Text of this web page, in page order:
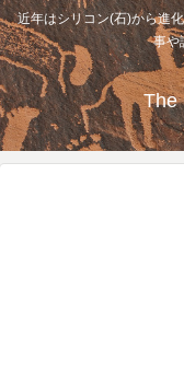
近年はシリコン(石)から進
事や
The